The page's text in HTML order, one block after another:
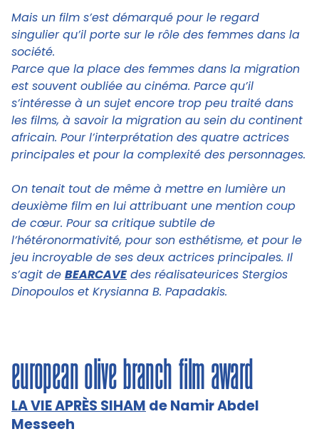
Mais un film s’est démarqué pour le regard
singulier qu’il porte sur le rôle des femmes dans la
société.
Parce que la place des femmes dans la migration
est souvent oubliée au cinéma. Parce qu’il
s’intéresse à un sujet encore trop peu traité dans
les films, à savoir la migration au sein du continent
africain. Pour l’interprétation des quatre actrices
principales et pour la complexité des personnages.
On tenait tout de même à mettre en lumière un
deuxième film en lui attribuant une mention coup
de cœur. Pour sa critique subtile de
l’hétéronormativité, pour son esthétisme, et pour le
jeu incroyable de ses deux actrices principales. Il
s’agit de BEARCAVE des réalisateurices Stergios
Dinopoulos et Krysianna B. Papadakis.
european olive branch film award
LA VIE APRÈS SIHAM de Namir Abdel
Messeeh